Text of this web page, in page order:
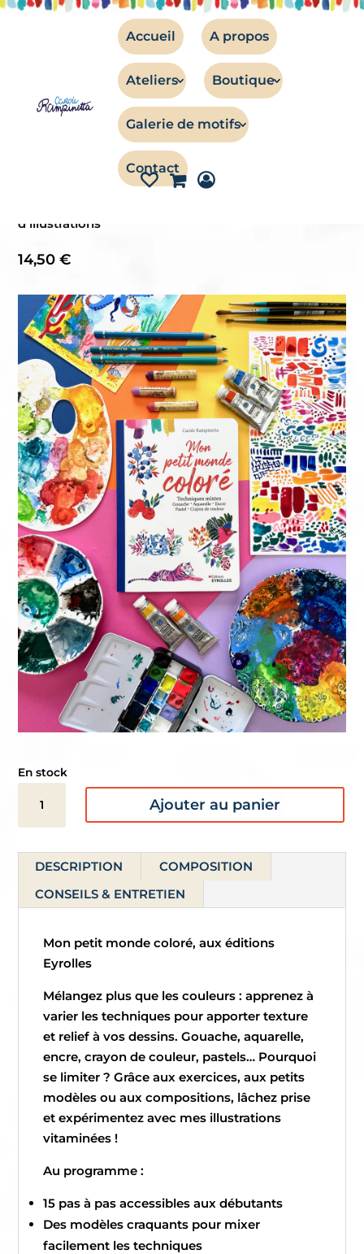
Accueil A propos
Ateliers Boutique
Galerie de motifs
Contact
TISSUS
Livre – Mon petit monde coloré
Mon petit monde coloré
d’illustrations
14,50€
En stock
Livre
-
Mon
petit
Ajouter au panier
DESCRIPTION
COMPOSITION
CONSEILS & ENTRETIEN
Mon petit monde coloré, aux éditions
Eyrolles
Mélangez plus que les couleurs : apprenez à
varier les techniques pour apporter texture
et relief à vos dessins. Gouache, aquarelle,
encre, crayon de couleur, pastels… Pourquoi
se limiter ? Grâce aux exercices, aux petits
modèles ou aux compositions, lâchez prise
et expérimentez avec mes illustrations
vitaminées !
Au programme :
15 pas à pas accessibles aux débutants
Des modèles craquants pour mixer
facilement les techniques